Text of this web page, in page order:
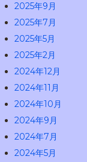
2025年9月
2025年7月
2025年5月
2025年2月
2024年12月
2024年11月
2024年10月
2024年9月
2024年7月
2024年5月